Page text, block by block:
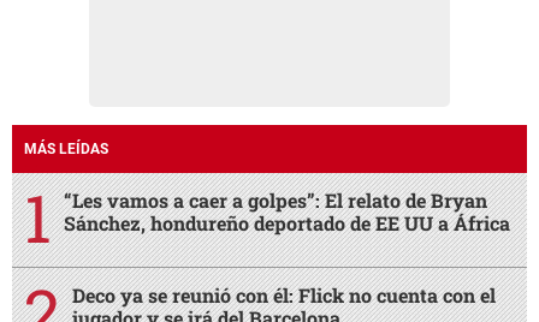
MÁS LEÍDAS
“Les vamos a caer a golpes”: El relato de Bryan
Sánchez, hondureño deportado de EE UU a África
Deco ya se reunió con él: Flick no cuenta con el